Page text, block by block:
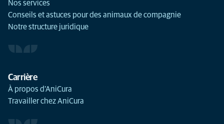
Nos services
Conseils et astuces pour des animaux de compagnie
Notre structure juridique
Carrière
À propos d’AniCura
Travailler chez AniCura